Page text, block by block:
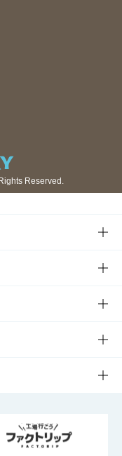
Reserved.
ティ経営